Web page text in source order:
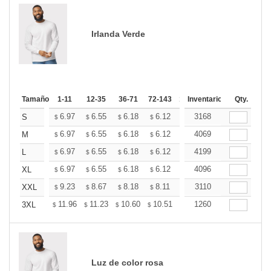
Irlanda Verde
Tamaño 1-11 12-35 36-71 72-143 144-287 288 + Más
Inventario Qty.
S $ 6.97 $ 6.55 $ 6.18 $ 6.12 6.02
3168
M
$ 6.97 $ 6.55 $ 6.18 $ 6.12 6.02
4069
L
$ 6.97 $ 6.55 $ 6.18 $ 6.12 6.02
4199
XL
$ 6.97 $ 6.55 $ 6.18 $ 6.12 6.02
4096
XXL
$ 9.23 $ 8.67 $ 8.18 $ 8.11 7.97
3110
3XL
$ 11.96 $ 11.23 $ 10.60 $ 10.51 10.33
1260
Luz de color rosa